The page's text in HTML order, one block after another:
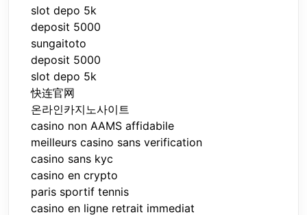
slot depo 5k
deposit 5000
sungaitoto
deposit 5000
slot depo 5k
快连官网
온라인카지노사이트
casino non AAMS affidabile
meilleurs casino sans verification
casino sans kyc
casino en crypto
paris sportif tennis
casino en ligne retrait immediat